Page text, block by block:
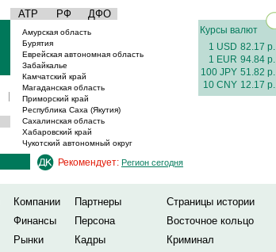
АТР РФ ДФО
|
Амурская область
Бурятия
Еврейская автономная область
Забайкалье
Камчатский край
Магаданская область
Приморский край
Республика Саха (Якутия)
Сахалинская область
Хабаровский край
Чукотский автономный округ
Курсы валют
1 USD 82.17 р.
1 EUR 94.84 р.
100 JPY 51.82 р.
10 CNY 12.17 р.
Рекомендует: Регион сегодня
Компании Партнеры
Страницы истории
Финансы Персона
Восточное кольцо
Рынки Кадры
Криминал